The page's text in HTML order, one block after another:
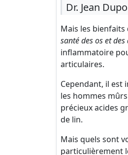
Dr. Jean
Mais les
santé des os et
inflammatoire
articulaires.
Cependant, il est
les hommes
précieux acides
de lin.
Mais quels sont
particulièrement